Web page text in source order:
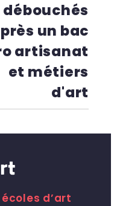
débouchés
un bac
artisanat
et métiers
d'art
d’art